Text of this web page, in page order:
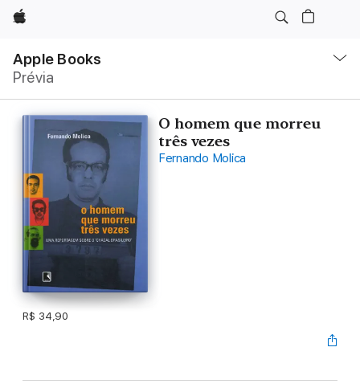
Apple
Apple Books
Prévia
Nav
Abrir
menu
O homem que morreu
três vezes
Fernando Molica
R$ 34,90